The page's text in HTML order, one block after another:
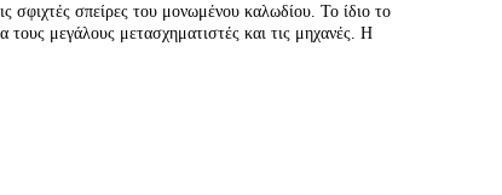
σπείρες του μονωμένου καλωδίου. Το ίδιο το
τους μεγάλους μετασχηματιστές και τις μηχανές. Η